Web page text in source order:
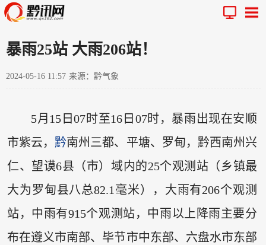
暴雨25站 大雨206站！
2024-05-16 11:57 来源：黔气象
5月15日07时至16日07时，暴雨出现在安顺
市紫云， 黔南州三都、平塘、罗甸，黔西南州兴
仁、望谟6县（市）域内的25个观测站（乡镇最
大为罗甸县八总82.1毫米），大雨有206个观测
站，中雨有915个观测站，中雨以上降雨主要分
布在遵义市南部、毕节市中东部、六盘水市东部